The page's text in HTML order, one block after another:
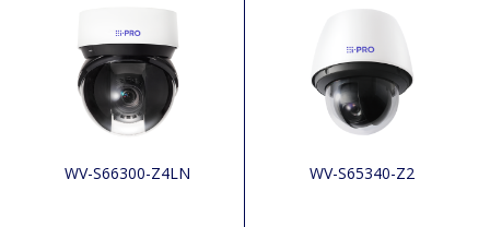
WV-S66300-Z4LN WV-S65340-Z2